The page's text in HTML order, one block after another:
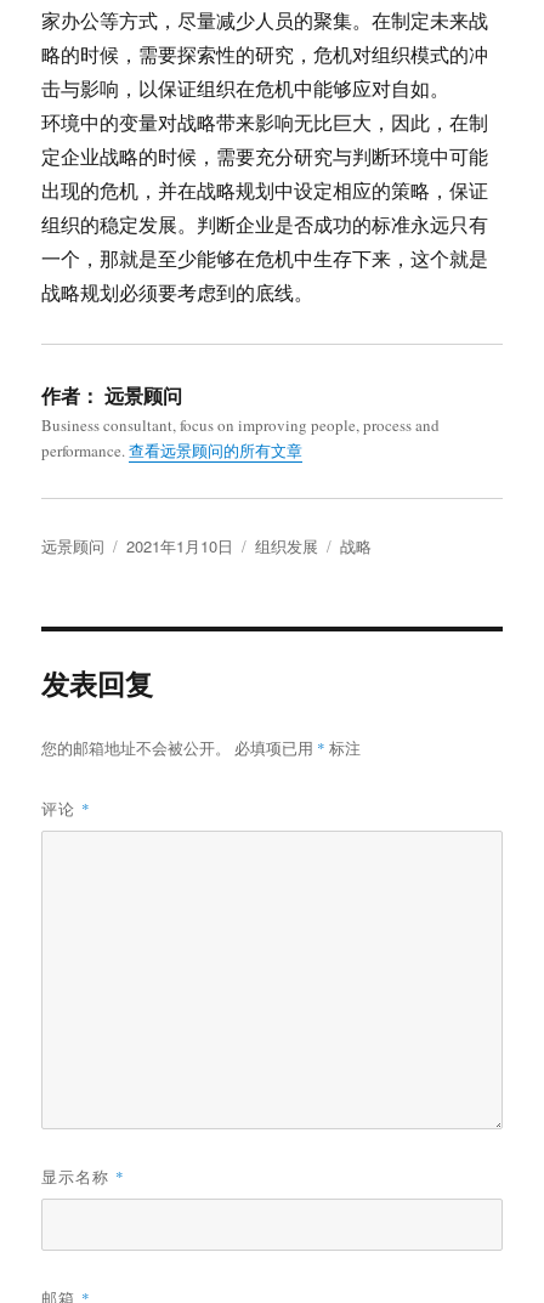
家办公等方式，尽量减少人员的聚集。在制定未来战
略的时候，需要探索性的研究，危机对组织模式的冲
击与影响，以保证组织在危机中能够应对自如。
环境中的变量对战略带来影响无比巨大，因此，在制
定企业战略的时候，需要充分研究与判断环境中可能
出现的危机，并在战略规划中设定相应的策略，保证
组织的稳定发展。判断企业是否成功的标准永远只有
一个，那就是至少能够在危机中生存下来，这个就是
战略规划必须要考虑到的底线。
作者： 远景顾问
Business consultant, focus on improving people, process and
performance.查看远景顾问的所有文章
作
远景顾问
发
2021年1月10日
分
组织发展
标
战略
发表回复
您的邮箱地址不会被公开。 必填项已用 * 标注
评论 *
显示名称 *
邮箱 *